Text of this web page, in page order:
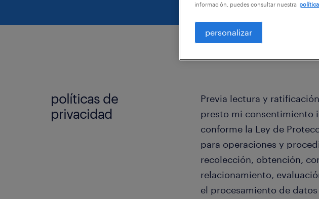
políticas de
privacidad
Previa lectura y
presto mi consentimiento
conforme la Ley de
para operaciones y
recolección, obtención,
relacionamiento,
el procesamiento de
información, puedes consultar nuestra
personalizar